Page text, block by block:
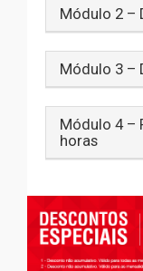
Módulo 2 –
Módulo 3 –
Módulo 4 –
horas